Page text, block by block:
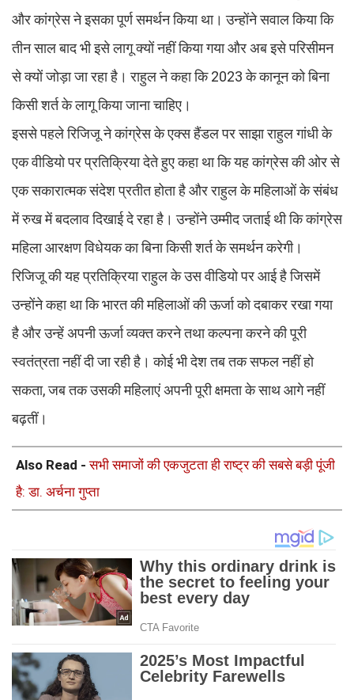
और कांग्रेस ने इसका पूर्ण समर्थन किया था। उन्होंने सवाल किया कि
तीन साल बाद भी इसे लागू क्यों नहीं किया गया और अब इसे परिसीमन
से क्यों जोड़ा जा रहा है। राहुल ने कहा कि 2023 के कानून को बिना
किसी शर्त के लागू किया जाना चाहिए।
इससे पहले रिजिजू ने कांग्रेस के एक्स हैंडल पर साझा राहुल गांधी के
एक वीडियो पर प्रतिक्रिया देते हुए कहा था कि यह कांग्रेस की ओर से
एक सकारात्मक संदेश प्रतीत होता है और राहुल के महिलाओं के संबंध
में रुख में बदलाव दिखाई दे रहा है। उन्होंने उम्मीद जताई थी कि कांग्रेस
महिला आरक्षण विधेयक का बिना किसी शर्त के समर्थन करेगी।
रिजिजू की यह प्रतिक्रिया राहुल के उस वीडियो पर आई है जिसमें
उन्होंने कहा था कि भारत की महिलाओं की ऊर्जा को दबाकर रखा गया
है और उन्हें अपनी ऊर्जा व्यक्त करने तथा कल्पना करने की पूरी
स्वतंत्रता नहीं दी जा रही है। कोई भी देश तब तक सफल नहीं हो
सकता, जब तक उसकी महिलाएं अपनी पूरी क्षमता के साथ आगे नहीं
बढ़तीं।
Also Read -सभी समाजों की एकजुटता ही राष्ट्र की सबसे बड़ी पूंजी
है: डा. अर्चना गुप्ता